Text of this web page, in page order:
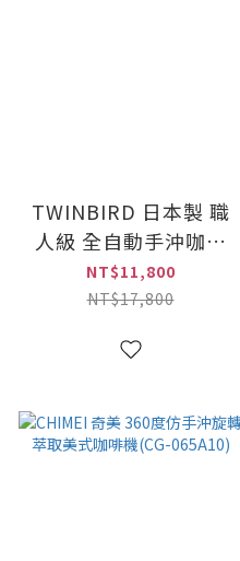
TWINBIRD 日本製 職
人級 全自動手沖咖啡
機(CM-D457TW)
NT$11,800
NT$17,800